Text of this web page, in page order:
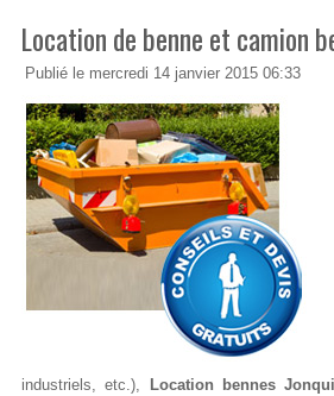
Location de benne et camion
Publié le mercredi 14 janvier 2015 06:33
industriels, etc.),
Location bennes